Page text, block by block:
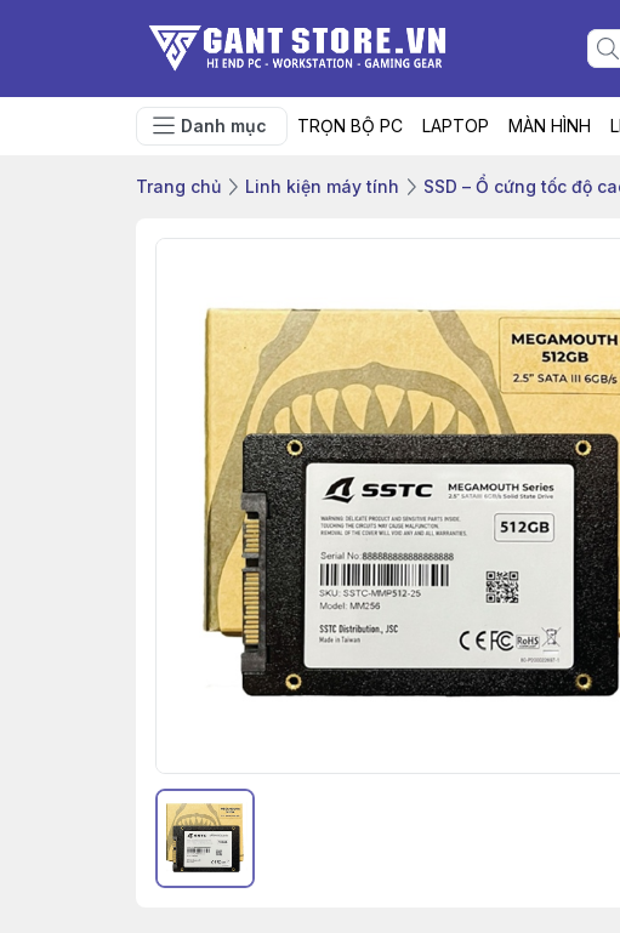
Danh mục TRỌN BỘ PC LAPTOP MÀN HÌNH
Trang chủ Linh kiện máy tính SSD – Ổ cứng tốc độ